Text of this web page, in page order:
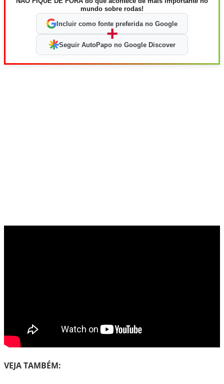
mundo sobre rodas!
Incluir como fonte preferida no Google
+
Seguir AutoPapo no Google Discover
VEJA TAMBÉM: